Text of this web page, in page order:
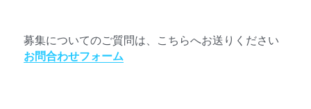
募集についてのご質問は、こちらへお送りください
お問合わせフォーム